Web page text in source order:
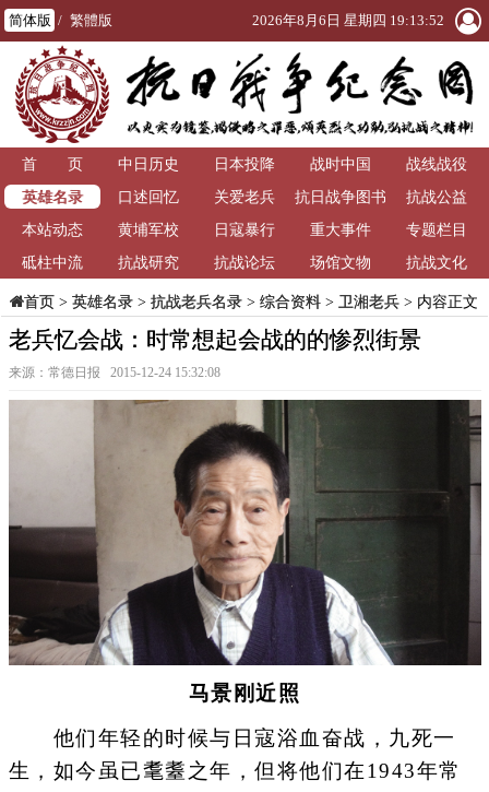
简体版 / 繁體版 2026年8月6日 星期四 19:13:52
首 页 中日历史 日本投降 战时中国
战线战役
英雄名录
口述回忆 关爱老兵
抗日战争图书
馆
抗战公益
本站动态
黄埔军校 日寇暴行 重大事件
专题栏目
砥柱中流
抗战研究 抗战论坛 场馆文物 抗战文化
首页> 英雄名录> 抗战老兵名录> 综合资料> 卫湘老兵> 内容正文
老兵忆会战：时常想起会战的的惨烈街景
来源：常德日报 2015-12-24 15:32:08
马景刚近照
他们年轻的时候与日寇浴血奋战，九死一
生，如今虽已耄耋之年，但将他们在1943年常